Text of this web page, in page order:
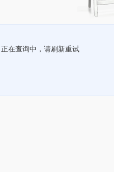
正在查询中，请刷新重试